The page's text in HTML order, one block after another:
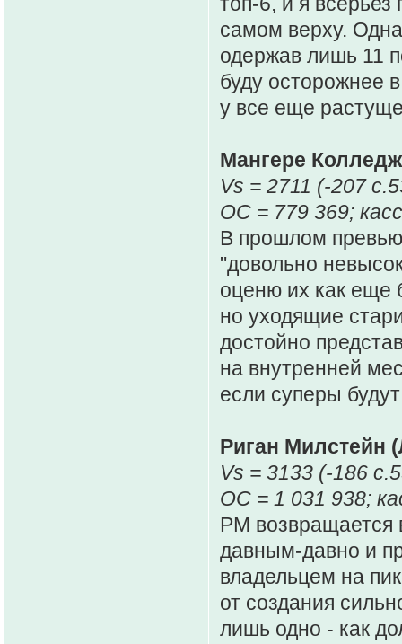
самом верху.
одержав лишь 11
буду осторожнее
у все еще
Мангере
Vs = 2711 (-207
ОС = 779 369;
В прошлом
"довольно
оценю их как еще
но уходящие
достойно
на внутренней
если суперы
Риган Милстейн
Vs = 3133 (-186
ОС = 1 031 938;
РМ возвращается
давным-давно и
владельцем на
от создания
лишь одно - как